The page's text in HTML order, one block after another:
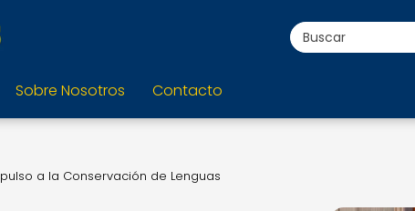
Sobre Nosotros Contacto
a la Conservación de Lenguas